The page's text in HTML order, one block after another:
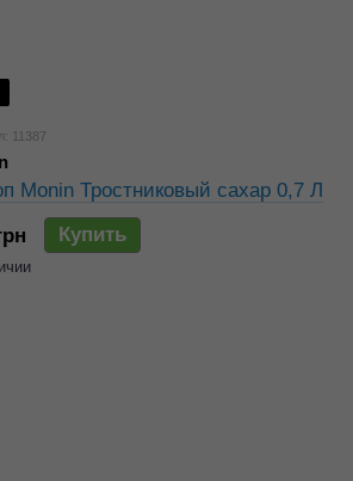
11387
Monin Тростниковый сахар 0,7 Л
Купить